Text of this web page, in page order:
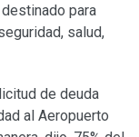
para
salud,
de deuda
al Aeropuerto